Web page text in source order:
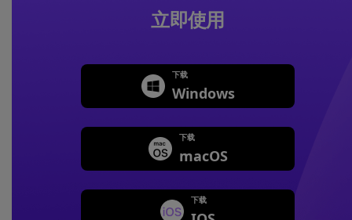
立即使用
下载
Windows
下载
macOS
下载